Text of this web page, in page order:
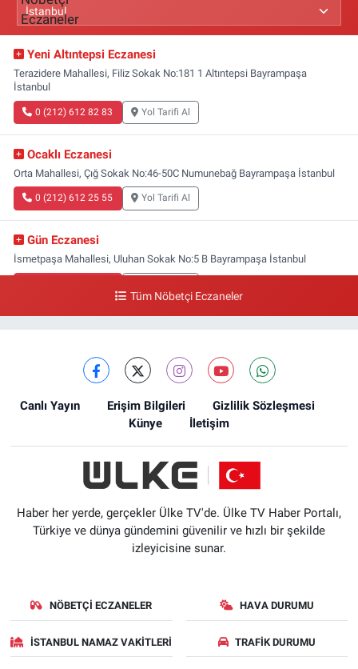
Yeni Altıntepsi Eczanesi
Terazidere Mahallesi, Filiz Sokak No:181 1 Altıntepsi Bayrampaşa
İstanbul
0 (212) 612 82 83 Yol Tarifi Al
Ocaklı Eczanesi
Orta Mahallesi, Çığ Sokak No:46-50C Numunebağ Bayrampaşa İstanbul
0 (212) 612 25 55 Yol Tarifi Al
Gün Eczanesi
İsmetpaşa Mahallesi, Uluhan Sokak No:5 B Bayrampaşa İstanbul
0 (212) 640 11 57 Yol Tarifi Al
Tüm Nöbetçi Eczaneler
Canlı Yayın Erişim Bilgileri
Gizlilik Sözleşmesi
Künye
İletişim
Haber her yerde, gerçekler Ülke TV'de. Ülke TV Haber Portalı,
Türkiye ve dünya gündemini güvenilir ve hızlı bir şekilde
izleyicisine sunar.
NÖBETÇI ECZANELER HAVA DURUMU
İSTANBUL NAMAZ VAKITLERI TRAFIK DURUMU